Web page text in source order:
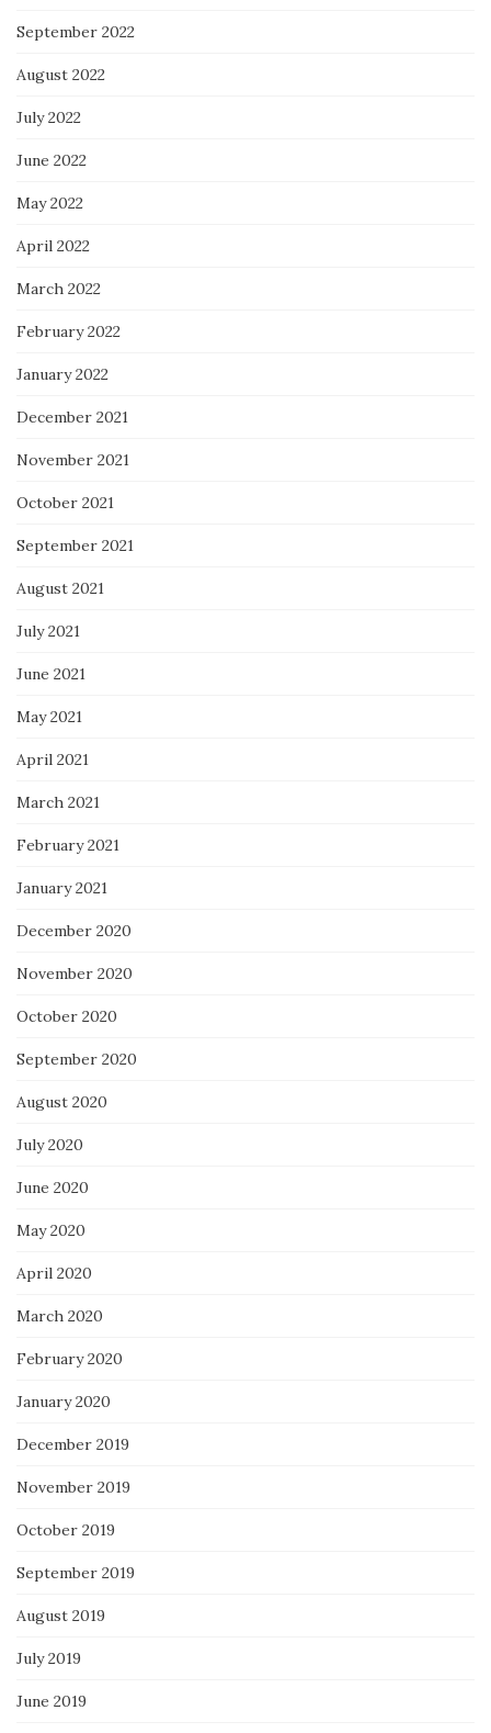
September 2022
August 2022
July 2022
June 2022
May 2022
April 2022
March 2022
February 2022
January 2022
December 2021
November 2021
October 2021
September 2021
August 2021
July 2021
June 2021
May 2021
April 2021
March 2021
February 2021
January 2021
December 2020
November 2020
October 2020
September 2020
August 2020
July 2020
June 2020
May 2020
April 2020
March 2020
February 2020
January 2020
December 2019
November 2019
October 2019
September 2019
August 2019
July 2019
June 2019